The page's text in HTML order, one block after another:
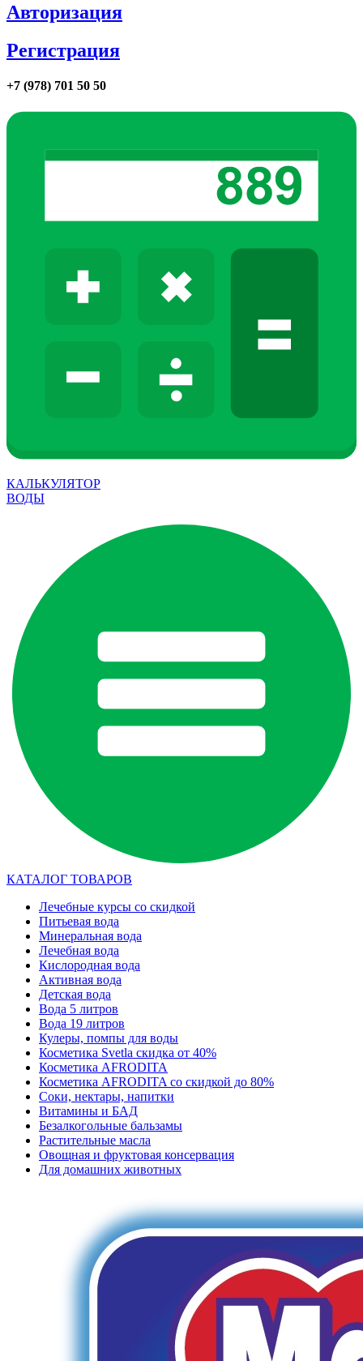
Авторизация
Регистрация
+7 (978) 701 50 50
КАЛЬКУЛЯТОР
ВОДЫ
КАТАЛОГ ТОВАРОВ
Лечебные курсы со скидкой
Питьевая вода
Минеральная вода
Лечебная вода
Кислородная вода
Активная вода
Детская вода
Вода 5 литров
Вода 19 литров
Кулеры, помпы для воды
Косметика Svetla скидка от 40%
Косметика AFRODITA
Косметика AFRODITA со скидкой до 80%
Соки, нектары, напитки
Витамины и БАД
Безалкогольные бальзамы
Растительные масла
Овощная и фруктовая консервация
Для домашних животных